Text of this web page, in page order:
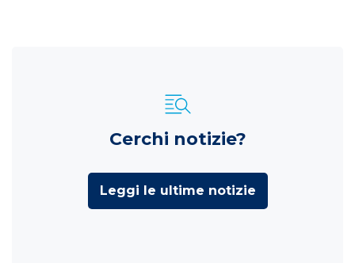
Cerchi notizie?
Leggi le ultime notizie